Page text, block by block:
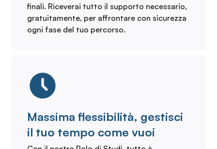
finali. Riceverai tutto il supporto necessario,
gratuitamente, per affrontare con sicurezza
ogni fase del tuo percorso.
Massima flessibilità, gestisci
il tuo tempo come vuoi